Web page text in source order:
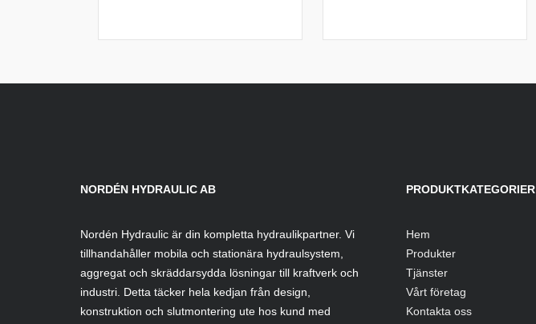
NORDÉN HYDRAULIC AB
Nordén Hydraulic är din kompletta hydraulikpartner. Vi
tillhandahåller mobila och stationära hydraulsystem,
aggregat och skräddarsydda lösningar till kraftverk och
industri. Detta täcker hela kedjan från design,
konstruktion och slutmontering ute hos kund med
PRODUKTKATEGORIER
Hem
Produkter
Tjänster
Vårt företag
Kontakta oss